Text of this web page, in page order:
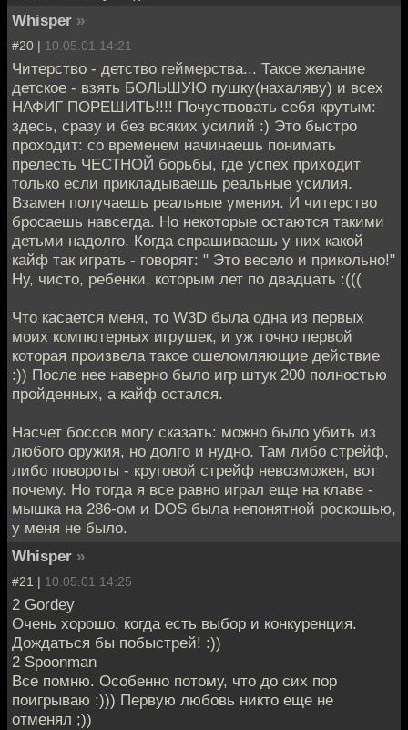
Whisper »
#20 | 10.05.01 14:21
Читерство - детство геймерства... Такое желание
детское - взять БОЛЬШУЮ пушку(нахаляву) и всех
НАФИГ ПОРЕШИТЬ!!!! Почуствовать себя крутым:
здесь, сразу и без всяких усилий :) Это быстро
проходит: со временем начинаешь понимать
прелесть ЧЕСТНОЙ борьбы, где успех приходит
только если прикладываешь реальные усилия.
Взамен получаешь реальные умения. И читерство
бросаешь навсегда. Но некоторые остаются такими
детьми надолго. Когда спрашиваешь у них какой
кайф так играть - говорят: " Это весело и прикольно!"
Ну, чисто, ребенки, которым лет по двадцать :(((
Что касается меня, то W3D была одна из первых
моих компютерных игрушек, и уж точно первой
которая произвела такое ошеломляющие действие
:)) После нее наверно было игр штук 200 полностью
пройденных, а кайф остался.
Насчет боссов могу сказать: можно было убить из
любого оружия, но долго и нудно. Там либо стрейф,
либо повороты - круговой стрейф невозможен, вот
почему. Но тогда я все равно играл еще на клаве -
мышка на 286-ом и DOS была непонятной роскошью,
у меня не было.
Whisper »
#21 | 10.05.01 14:25
2 Gordey
Очень хорошо, когда есть выбор и конкуренция.
Дождаться бы побыстрей! :))
2 Spoonman
Все помню. Особенно потому, что до сих пор
поигрываю :))) Первую любовь никто еще не
отменял ;))